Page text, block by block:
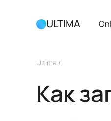
ULTIMA
Ultima /
Как